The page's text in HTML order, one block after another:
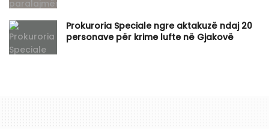
Prokuroria Speciale ngre aktakuzë ndaj 20
personave për krime lufte në Gjakovë